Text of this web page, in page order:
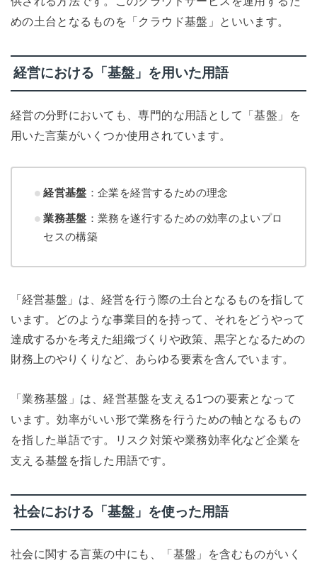
めの土台となるものを「クラウド基盤」といいます。
経営における「基盤」を用いた用語
経営の分野においても、専門的な用語として「基盤」を
用いた言葉がいくつか使用されています。
経営基盤 ：企業を経営するための理念
業務基盤 ：業務を遂行するための効率のよいプロ
セスの構築
「経営基盤」は、経営を行う際の土台となるものを指して
います。どのような事業目的を持って、それをどうやって
達成するかを考えた組織づくりや政策、黒字となるための
財務上のやりくりなど、あらゆる要素を含んでいます。
「業務基盤」は、経営基盤を支える1つの要素となって
います。効率がいい形で業務を行うための軸となるもの
を指した単語です。リスク対策や業務効率化など企業を
支える基盤を指した用語です。
社会における「基盤」を使った用語
社会に関する言葉の中にも、「基盤」を含むものがいく